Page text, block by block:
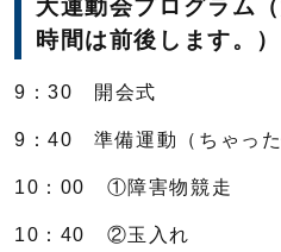
大運動会プログラム
時間は前後します。）
9：30 開会式
9：40 準備運動（ちゃった
10：00 ①障害物競走
10：40 ②玉入れ